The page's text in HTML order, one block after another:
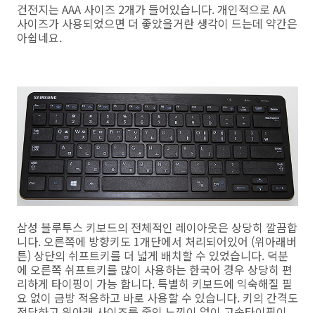
건전지는 AAA 사이즈 2개가 들어있습니다. 개인적으로 AA
사이즈가 사용되었으면 더 좋았을거란 생각이 드는데 약간은
아쉽네요.
삼성 블루투스 키보드의 전체적인 레이아웃은 상당히 깔끔합
니다. 오른쪽에 방향키도 1개단에서 처리되어있어 (위아래버
튼) 상단의 쉬프트키를 더 넓게 배치할 수 있었습니다. 덕분
에 오른쪽 쉬프트키를 많이 사용하는 한국어 경우 상당히 편
리하게 타이핑이 가능 합니다. 특별히 키보드에 익숙해질 필
요 없이 금방 적응하고 바로 사용할 수 있습니다. 키의 간격도